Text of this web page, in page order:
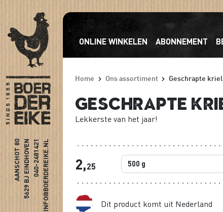
AANSCHOT 805629 BJ EINDHOVEN040-2481421INFO@BOERDEREIKE.NL
ONLINE WINKELEN ABONNEMENT
Home Ons assortiment Geschrapte kriel
Geschrapte
Lekkerste van het jaar!
2,25
Dit product komt uit Nederland